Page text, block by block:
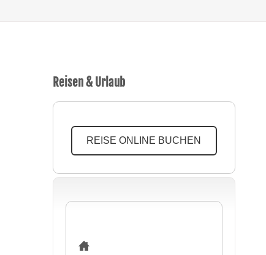
Reisen & Urlaub
REISE ONLINE BUCHEN